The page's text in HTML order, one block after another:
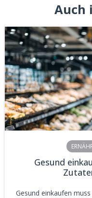
Auch
Gesund
Gesund einkaufen